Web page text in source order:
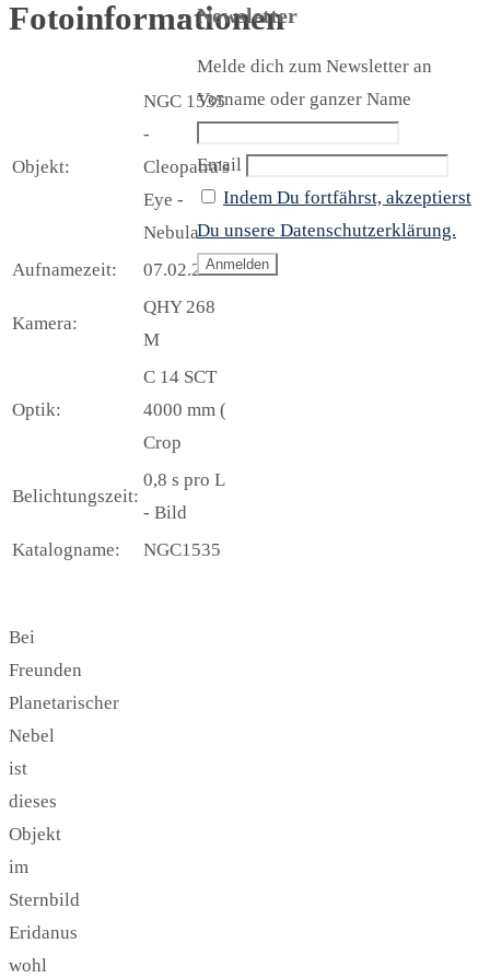
Fotoinformationen
Objekt:
NGC 1535
-
Cleopatra's
Eye -
Nebula
Aufnamezeit:
07.02.2023
Kamera:
QHY 268
M
Optik:
C 14 SCT
4000 mm (
Crop
Belichtungszeit:
0,8 s pro L
- Bild
Katalogname:
NGC1535
Bei
Freunden
Planetarischer
Nebel
ist
dieses
Objekt
im
Sternbild
Eridanus
wohl
Newsletter
Melde dich zum Newsletter an
Vorname oder ganzer Name
Email
Indem Du fortfährst, akzeptierst
Du unsere Datenschutzerklärung.